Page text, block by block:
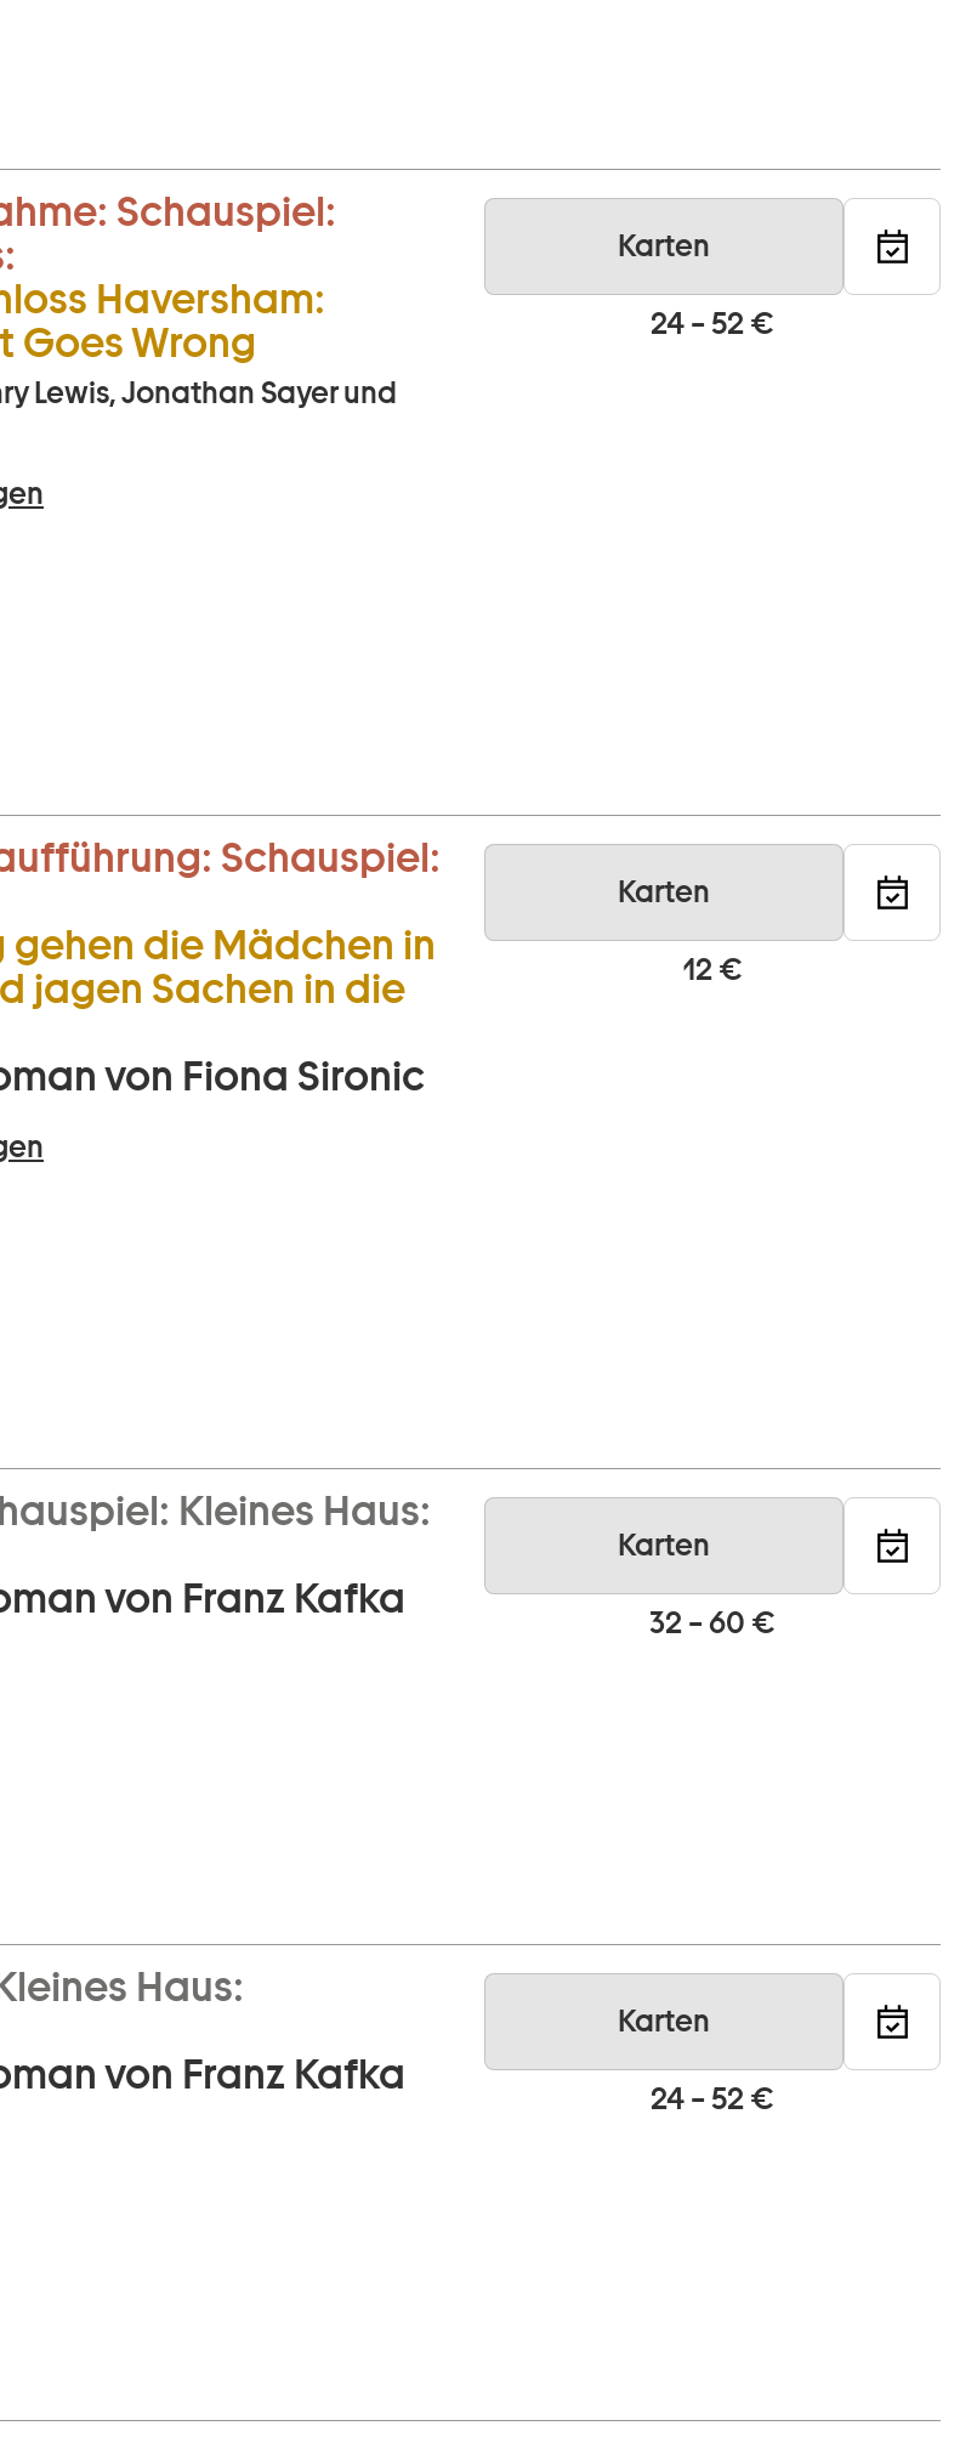
Schauspiel:
Haversham:
Goes Wrong
Lewis, Jonathan Sayer und
Karten
24 – 52 €
Schauspiel:
gehen die Mädchen in
jagen Sachen in die
von Fiona Sironic
Karten
12 €
Kleines Haus:
von Franz Kafka
Karten
32 – 60 €
Haus:
von Franz Kafka
Karten
24 – 52 €